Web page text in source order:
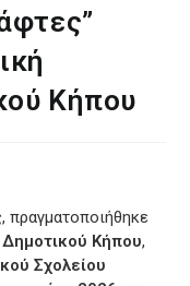
Κήπου
πραγματοποιήθηκε
Δημοτικού Κήπου,
Σχολείου